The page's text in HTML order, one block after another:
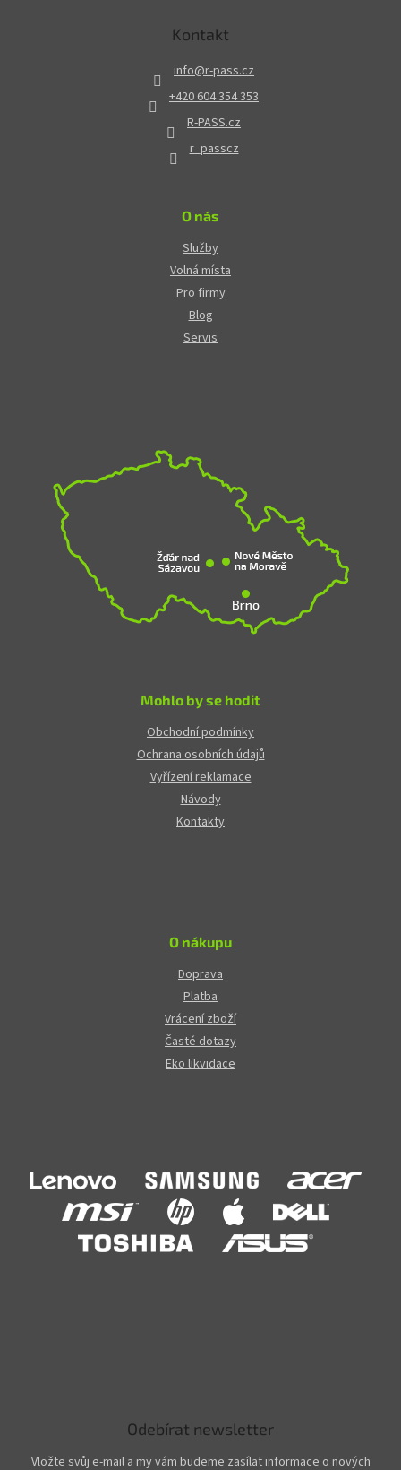
Kontakt
info@r-pass.cz
+420 604 354 353
R-PASS.cz
r_passcz
O nás
Služby
Volná místa
Pro firmy
Blog
Servis
Mohlo by se hodit
Obchodní podmínky
Ochrana osobních údajů
Vyřízení reklamace
Návody
Kontakty
O nákupu
Doprava
Platba
Vrácení zboží
Časté dotazy
Eko likvidace
Odebírat newsletter
Vložte svůj e-mail a my vám budeme zasílat informace o nových